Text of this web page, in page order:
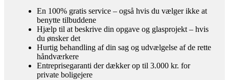
En 100% gratis service – også hvis du vælger ikke at
benytte tilbuddene
Hjælp til at beskrive din opgave og glasprojekt – hvis
du ønsker det
Hurtig behandling af din sag og udvælgelse af de rette
håndværkere
Entreprisegaranti der dækker op til 3.000 kr. for
private boligejere